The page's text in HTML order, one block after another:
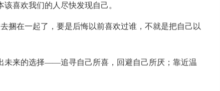
喜欢我们的人尽快发现自己。
捆在一起了，要是后悔以前喜欢过谁，不就是把自己以
未来的选择——追寻自己所喜，回避自己所厌；靠近温